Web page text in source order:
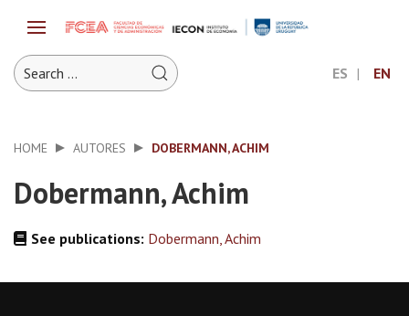
ES EN
HOME AUTORES DOBERMANN, ACHIM
Dobermann, Achim
See publications: Dobermann, Achim